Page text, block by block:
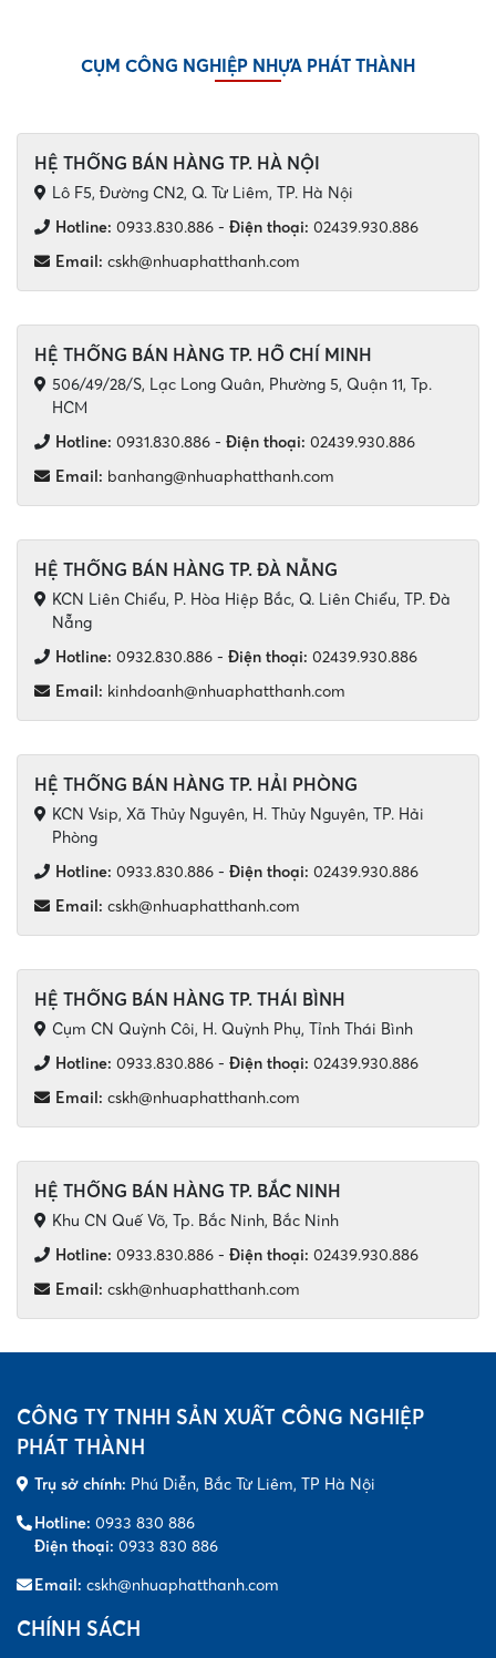
CỤM CÔNG NGHIỆP NHỰA PHÁT THÀNH
HỆ THỐNG BÁN HÀNG TP. HÀ NỘI
Lô F5, Đường CN2, Q. Từ Liêm, TP. Hà Nội
Hotline: 0933.830.886 - Điện thoại: 02439.930.886
Email: cskh@nhuaphatthanh.com
HỆ THỐNG BÁN HÀNG TP. HỒ CHÍ MINH
506/49/28/S, Lạc Long Quân, Phường 5, Quận 11, Tp.
HCM
Hotline: 0931.830.886 - Điện thoại: 02439.930.886
Email: banhang@nhuaphatthanh.com
HỆ THỐNG BÁN HÀNG TP. ĐÀ NẴNG
KCN Liên Chiểu, P. Hòa Hiệp Bắc, Q. Liên Chiểu, TP. Đà
Nẵng
Hotline: 0932.830.886 - Điện thoại: 02439.930.886
Email: kinhdoanh@nhuaphatthanh.com
HỆ THỐNG BÁN HÀNG TP. HẢI PHÒNG
KCN Vsip, Xã Thủy Nguyên, H. Thủy Nguyên, TP. Hải
Phòng
Hotline: 0933.830.886 - Điện thoại: 02439.930.886
Email: cskh@nhuaphatthanh.com
HỆ THỐNG BÁN HÀNG TP. THÁI BÌNH
Cụm CN Quỳnh Côi, H. Quỳnh Phụ, Tỉnh Thái Bình
Hotline: 0933.830.886 - Điện thoại: 02439.930.886
Email: cskh@nhuaphatthanh.com
HỆ THỐNG BÁN HÀNG TP. BẮC NINH
Khu CN Quế Võ, Tp. Bắc Ninh, Bắc Ninh
Hotline: 0933.830.886 - Điện thoại: 02439.930.886
Email: cskh@nhuaphatthanh.com
CÔNG TY TNHH SẢN XUẤT CÔNG NGHIỆP
PHÁT THÀNH
Trụ sở chính: Phú Diễn, Bắc Từ Liêm, TP Hà Nội
Hotline: 0933 830 886
Điện thoại: 0933 830 886
Email: cskh@nhuaphatthanh.com
CHÍNH SÁCH